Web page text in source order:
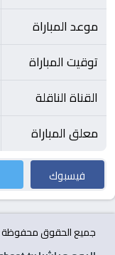
موعد المباراة
توقيت المباراة
القناة الناقلة
معلق المباراة
فيسبوك
جميع الحقوق محفوظة